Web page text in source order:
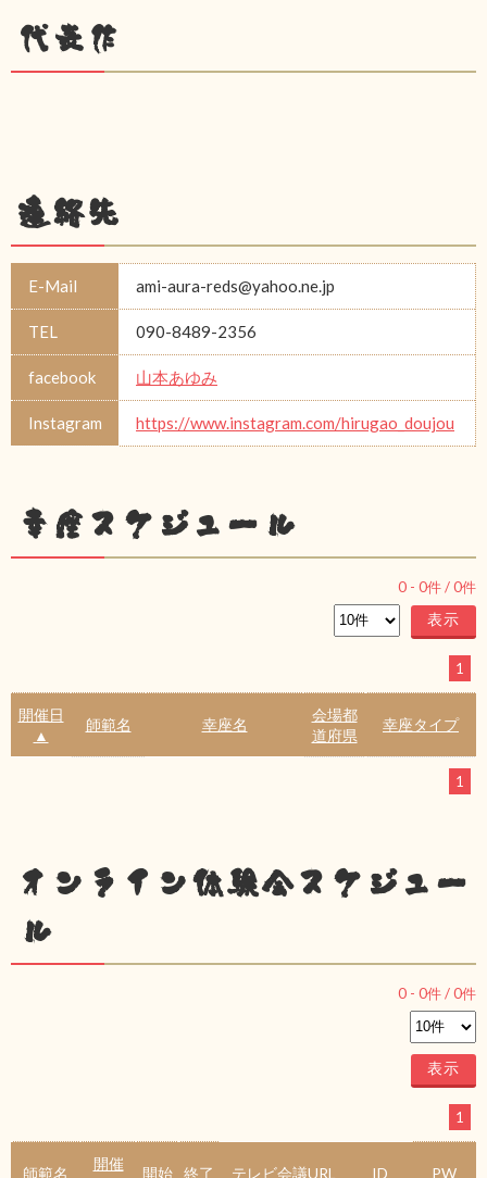
代表作
連絡先
E-Mail ami-aura-reds@yahoo.ne.jp
TEL 090-8489-2356
facebook 山本あゆみ
Instagram https://www.instagram.com/hirugao_doujou
幸座スケジュール
0 - 0件 /0件
1
開催日
▲
師範名 幸座名
会場都
道府県
幸座タイプ
1
オンライン体験会スケジュー
ル
0 - 0件 /0件
1
師範名
開催
開始 終了 テレビ会議URL ID PW